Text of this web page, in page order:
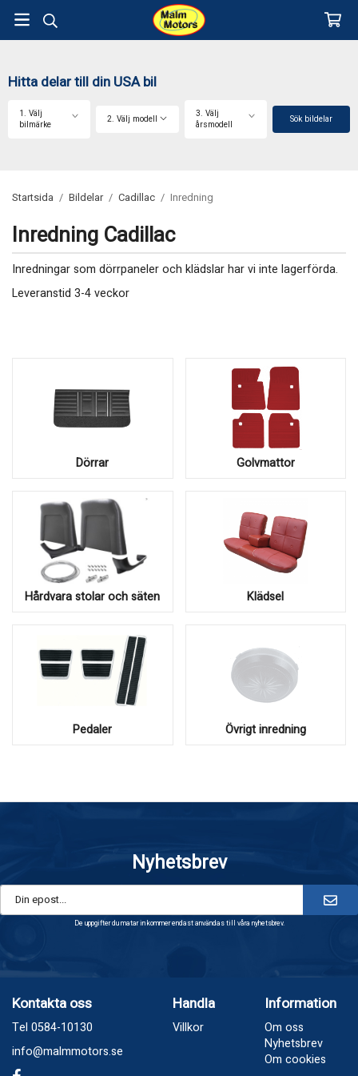
Hitta delar till din USA bil
1. Välj
bilmärke
2. Välj modell
3. Välj
årsmodell
Sök bildelar
Startsida / Bildelar / Cadillac / Inredning
Inredning Cadillac
Inredningar som dörrpaneler och klädslar har vi inte lagerförda.
Leveranstid 3-4 veckor
Dörrar Golvmattor
Hårdvara stolar och säten Klädsel
Pedaler Övrigt inredning
Nyhetsbrev
De uppgifter du matar in kommer endast användas till våra nyhetsbrev.
Kontakta oss
Tel 0584-10130
info@malmmotors.se
Handla
Villkor
Information
Om oss
Nyhetsbrev
Om cookies